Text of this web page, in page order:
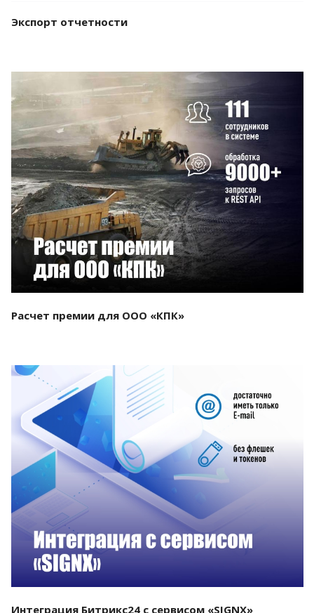
Экспорт отчетности
Смотреть проект
Расчет премии для ООО «КПК»
Смотреть проект
Интеграция Битрикс24 с сервисом «SIGNX»